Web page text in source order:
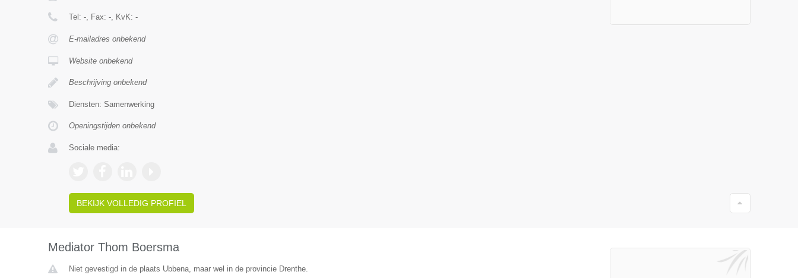
Tel: -, Fax: -, KvK: -
E-mailadres onbekend
Website onbekend
Beschrijving onbekend
Diensten: Samenwerking
Openingstijden onbekend
Sociale media:
BEKIJK VOLLEDIG PROFIEL
Mediator Thom Boersma
Niet gevestigd in de plaats Ubbena, maar wel in de provincie Drenthe.